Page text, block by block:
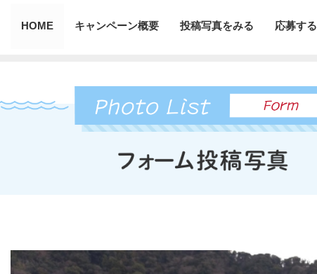
HOME キャンペーン概要 投稿写真をみる 応募する